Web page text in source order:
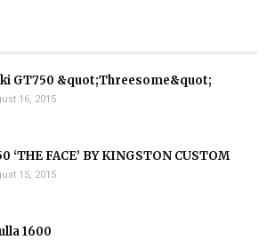
GT750 &quot;Threesome&quot;
16, 2015
‘THE FACE’ BY KINGSTON CUSTOM
15, 2015
1600